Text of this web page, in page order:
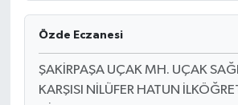
Özde Eczanesi
ŞAKİRPAŞA UÇAK MH. UÇAK
KARŞISI NİLÜFER HATUN